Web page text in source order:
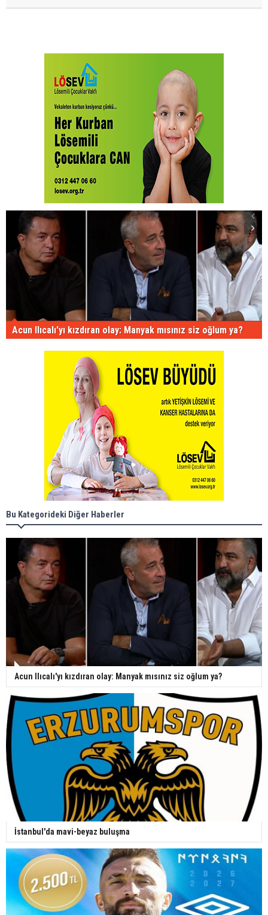
Acun Ilıcalı'yı kızdıran olay: Manyak mısınız siz oğlum ya?
Bu Kategorideki Diğer Haberler
Acun Ilıcalı'yı kızdıran olay: Manyak mısınız siz oğlum ya?
İstanbul'da mavi-beyaz buluşma